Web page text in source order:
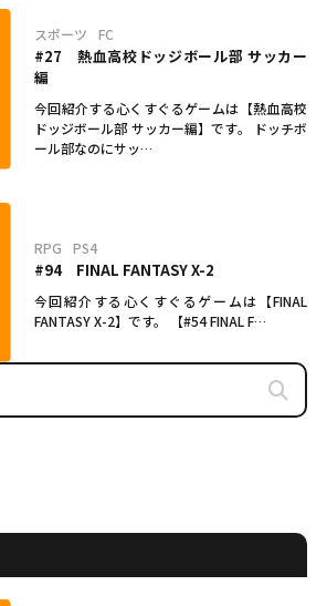
スポーツ FC
#27 熱血高校ドッジボール部 サッカー
編
今回紹介する心くすぐるゲームは【熱血高校
ドッジボール部 サッカー編】です。 ドッチボ
ール部なのにサッ…
RPG PS4
#94 FINAL FANTASY X-2
今回紹介する心くすぐるゲームは【FINAL
FANTASY X-2】です。 【#54 FINAL F…